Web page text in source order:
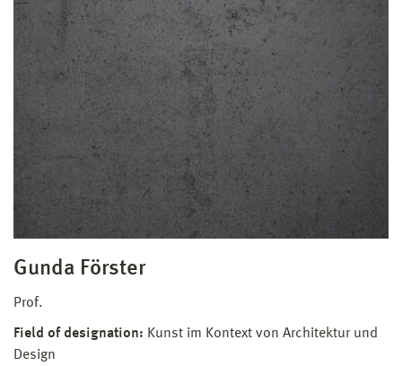
Gunda Förster
Prof.
Field of designation: Kunst im Kontext von Architektur und
Design